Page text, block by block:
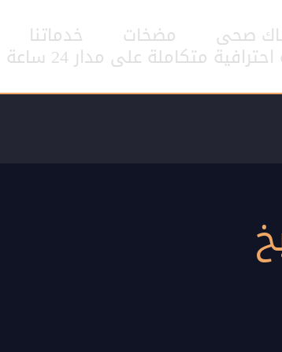
صحى مضخات خدماتنا
متكاملة على مدار 24 ساعة